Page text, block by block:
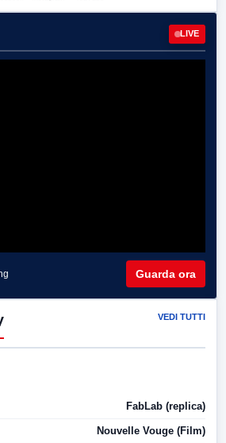
LIVE
Guarda ora
VEDI TUTTI
FabLab (replica)
Nouvelle Vouge (Film)